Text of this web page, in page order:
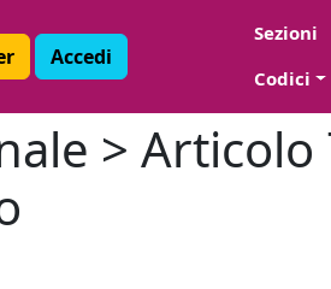
Accedi
Sezioni
Codici
>